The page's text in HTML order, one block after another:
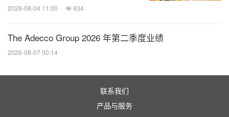
2026-08-04 11:00 934
The Adecco Group 2026 年第二季度业绩
2026-08-07 00:14
联系我们
产品与服务